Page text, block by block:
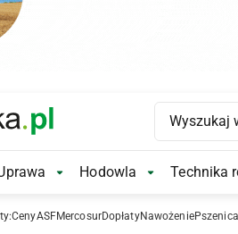
Submenu
Uprawa Submenu
Hodowla Hodowla
Technika
CenyASFMercosurDopłatyNawożeniePszenica